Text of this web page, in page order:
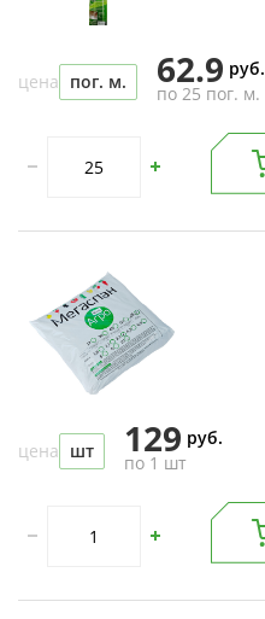
цена пог. м. 62.9 руб.
по 25 пог. м.
цена шт 129 руб.
по 1 шт